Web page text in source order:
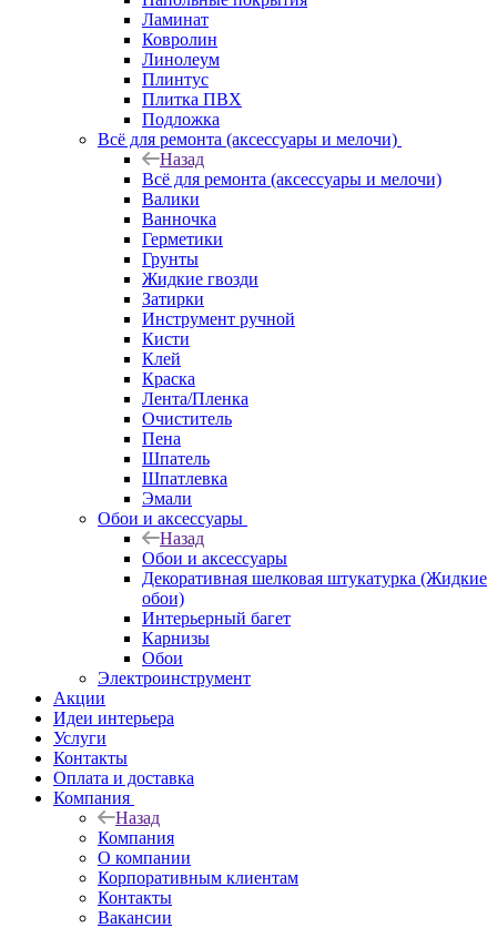
Ламинат
Ковролин
Линолеум
Плинтус
Плитка ПВХ
Подложка
Всё для ремонта (аксессуары и мелочи)
Назад
Всё для ремонта (аксессуары и мелочи)
Валики
Ванночка
Герметики
Грунты
Жидкие гвозди
Затирки
Инструмент ручной
Кисти
Клей
Краска
Лента/Пленка
Очиститель
Пена
Шпатель
Шпатлевка
Эмали
Обои и аксессуары
Назад
Обои и аксессуары
Декоративная шелковая штукатурка (Жидкие
обои)
Интерьерный багет
Карнизы
Обои
Электроинструмент
Акции
Идеи интерьера
Услуги
Контакты
Оплата и доставка
Компания
Назад
Компания
О компании
Корпоративным клиентам
Контакты
Вакансии